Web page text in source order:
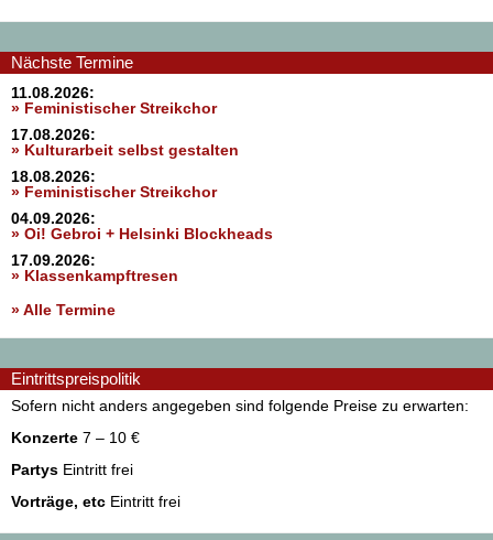
Nächste Termine
11.08.2026:
» Feministischer Streikchor
17.08.2026:
» Kulturarbeit selbst gestalten
18.08.2026:
» Feministischer Streikchor
04.09.2026:
» Oi! Gebroi + Helsinki Blockheads
17.09.2026:
» Klassenkampftresen
» Alle Termine
Eintrittspreispolitik
Sofern nicht anders angegeben sind folgende Preise zu erwarten:
Konzerte 7 – 10 €
Partys Eintritt frei
Vorträge, etc Eintritt frei